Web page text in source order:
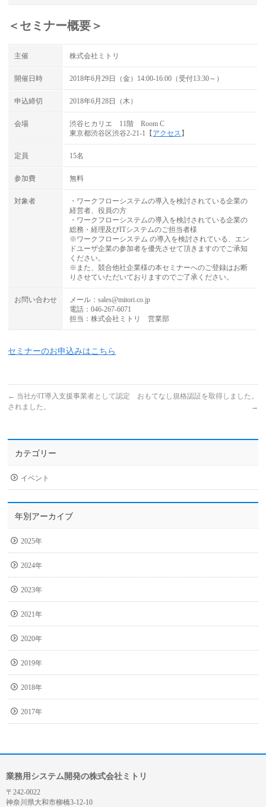
＜セミナー概要＞
主催 株式会社ミトリ
開催日時 2018年6月29日（金）14:00-16:00（受付13:30～）
申込締切 2018年6月28日（木）
会場
渋谷ヒカリエ 11階 Room C
東京都渋谷区渋谷2-21-1【 アクセス 】
定員 15名
参加費 無料
対象者
・ワークフローシステムの導入を検討されている企業の
経営者、役員の方
・ワークフローシステムの導入を検討されている企業の
総務・経理及びITシステムのご担当者様
※ワークフローシステム の導入を検討されている、エン
ドユーザ企業の参加者を優先させて頂きますのでご承知
ください。
※また、競合他社企業様の本セミナーへのご登録はお断
りさせていただいておりますのでご了承ください。
お問い合わせ
メール：sales@mitori.co.jp
電話：046-267-6071
担当：株式会社ミトリ 営業部
セミナーのお申込みはこちら
← 当社がIT導入支援事業者として認定
されました。
おもてなし規格認証を取得しました。
→
カテゴリー
イベント
年別アーカイブ
2025年
2024年
2023年
2021年
2020年
2019年
2018年
2017年
業務用システム開発の株式会社ミトリ
〒242-0022
神奈川県大和市柳橋3-12-10